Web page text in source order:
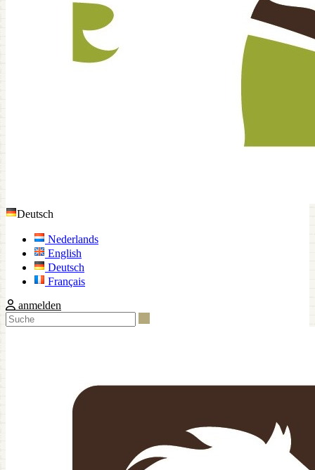
Deutsch
Nederlands
English
Deutsch
Français
anmelden